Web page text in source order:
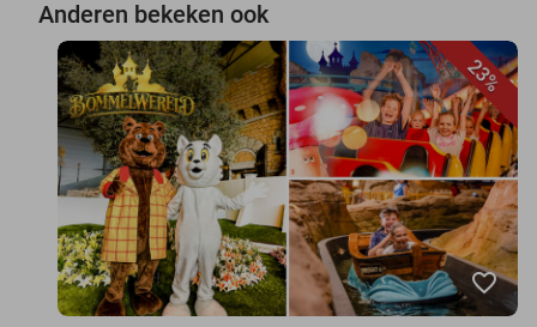
Anderen bekeken ook
23%
favorite_border